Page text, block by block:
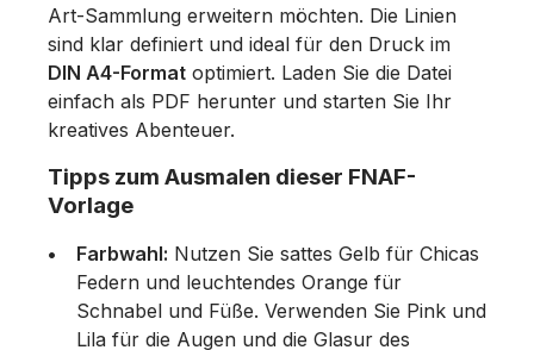
Art-Sammlung erweitern möchten. Die Linien
sind klar definiert und ideal für den Druck im
DIN A4-Format optimiert. Laden Sie die Datei
einfach als PDF herunter und starten Sie Ihr
kreatives Abenteuer.
Tipps zum Ausmalen dieser FNAF-
Vorlage
Farbwahl: Nutzen Sie sattes Gelb für Chicas
Federn und leuchtendes Orange für
Schnabel und Füße. Verwenden Sie Pink und
Lila für die Augen und die Glasur des